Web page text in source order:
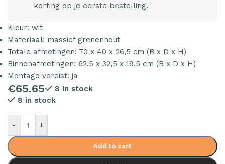
korting op je eerste bestelling.
Kleur: wit
Materiaal: massief grenenhout
Totale afmetingen: 70 x 40 x 26,5 cm (B x D x H)
Binnenafmetingen: 62,5 x 32,5 x 19,5 cm (B x D x H)
Montage vereist: ja
€65.65
8 in stock
8 in stock
- +
Add to cart